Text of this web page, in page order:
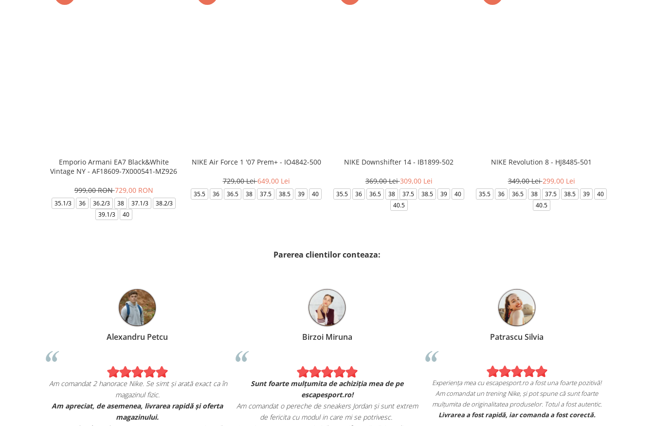
Emporio Armani EA7 Black&White
Vintage NY - AF18609-7X000541-MZ926
999,00 RON729,00 RON
35.1/3 36 36.2/3 38 37.1/3
38.2/3
39.1/3
40
NIKE Air Force 1 '07 Prem+ - IO4842-500
729,00 Lei649,00 Lei
35.5 36 36.5 38 37.5 38.5 39 40
NIKE Downshifter 14 - IB1899-502
369,00 Lei309,00 Lei
35.5 36 36.5 38 37.5 38.5 39
40
40.5
NIKE Revolution 8 - HJ8485-501
349,00 Lei299,00 Lei
35.5 36 36.5 38 37.5 38.5 39
40
40.5
Parerea clientilor conteaza:
extrem de bucuros de achiziția mea de pe
un pair de sneakers JORDAN, și sunt cu
adevărat impresionat de calitatea lor.
Am comandat 2 hanorace Nike. Se simt și arată exact ca în
Am apreciat, de asemenea, livrarea rapidă și oferta
magazinului.
Sunt foarte mulțumita de achiziția mea de pe
escapesport.ro!
Am comandat o pereche de sneakers Jordan și sunt extrem
de fericita cu modul in care mi se potrivesc.
Experiența mea cu escapesport.ro
Am comandat un trening Nike, și
mulțumita de originalitatea
Livrarea a fost rapidă, iar